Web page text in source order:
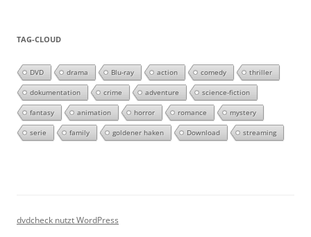
TAG-CLOUD
DVD drama Blu-ray action comedy thriller
dokumentation crime adventure science-fiction
fantasy animation horror romance mystery
serie family goldener haken Download streaming
dvdcheck nutzt WordPress